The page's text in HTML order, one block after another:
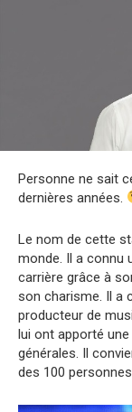
Personne ne sait
dernières années.
Le nom de cette
monde. Il a connu
carrière grâce à
son charisme. Il a
producteur de
lui ont apporté
générales. Il
des 100